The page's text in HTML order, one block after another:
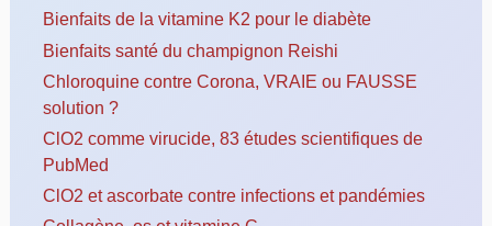
Bienfaits de la vitamine K2 pour le diabète
Bienfaits santé du champignon Reishi
Chloroquine contre Corona, VRAIE ou FAUSSE
solution ?
ClO2 comme virucide, 83 études scientifiques de
PubMed
ClO2 et ascorbate contre infections et pandémies